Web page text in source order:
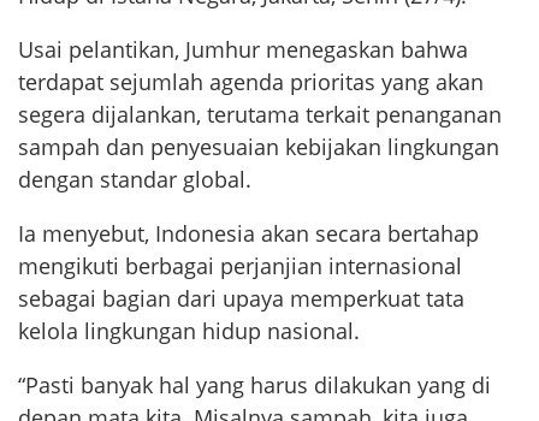
Usai pelantikan, Jumhur menegaskan bahwa
terdapat sejumlah agenda prioritas yang akan
segera dijalankan, terutama terkait penanganan
sampah dan penyesuaian kebijakan lingkungan
dengan standar global.
Ia menyebut, Indonesia akan secara bertahap
mengikuti berbagai perjanjian internasional
sebagai bagian dari upaya memperkuat tata
kelola lingkungan hidup nasional.
“Pasti banyak hal yang harus dilakukan yang di